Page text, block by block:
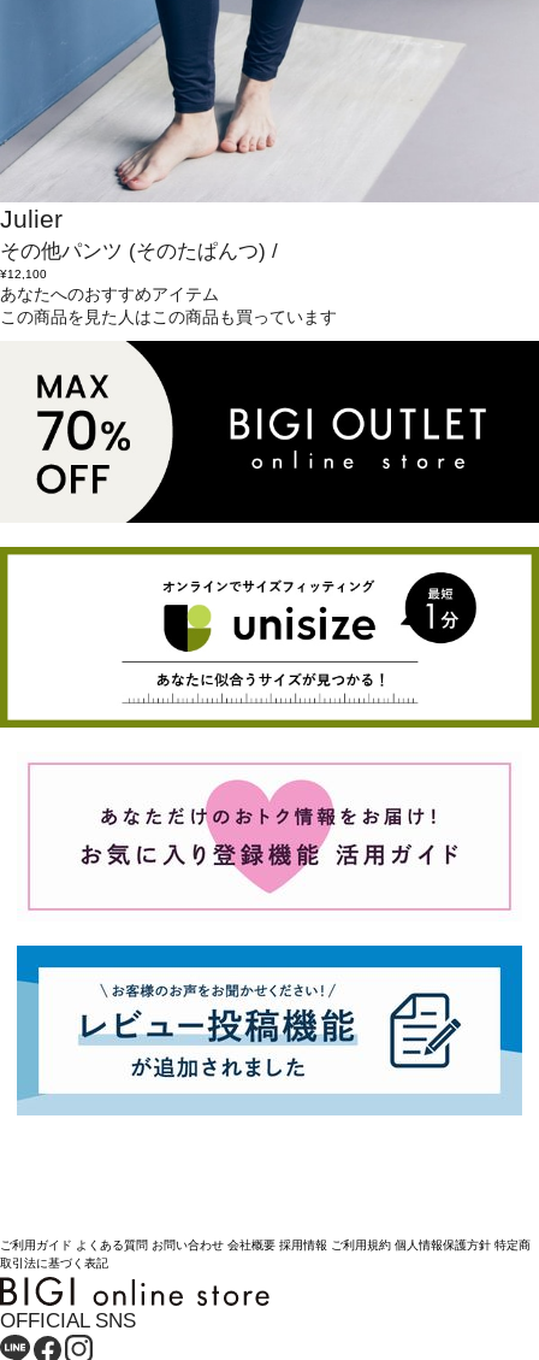
Julier
その他パンツ (そのたぱんつ) /
¥12,100
あなたへのおすすめアイテム
この商品を見た人はこの商品も買っています
ご利用ガイド よくある質問 お問い合わせ 会社概要 採用情報 ご利用規約 個人情報保護方針 特定商
取引法に基づく表記
OFFICIAL SNS